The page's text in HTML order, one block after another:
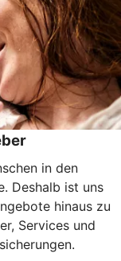
in den
Deshalb ist uns
hinaus zu
Services und